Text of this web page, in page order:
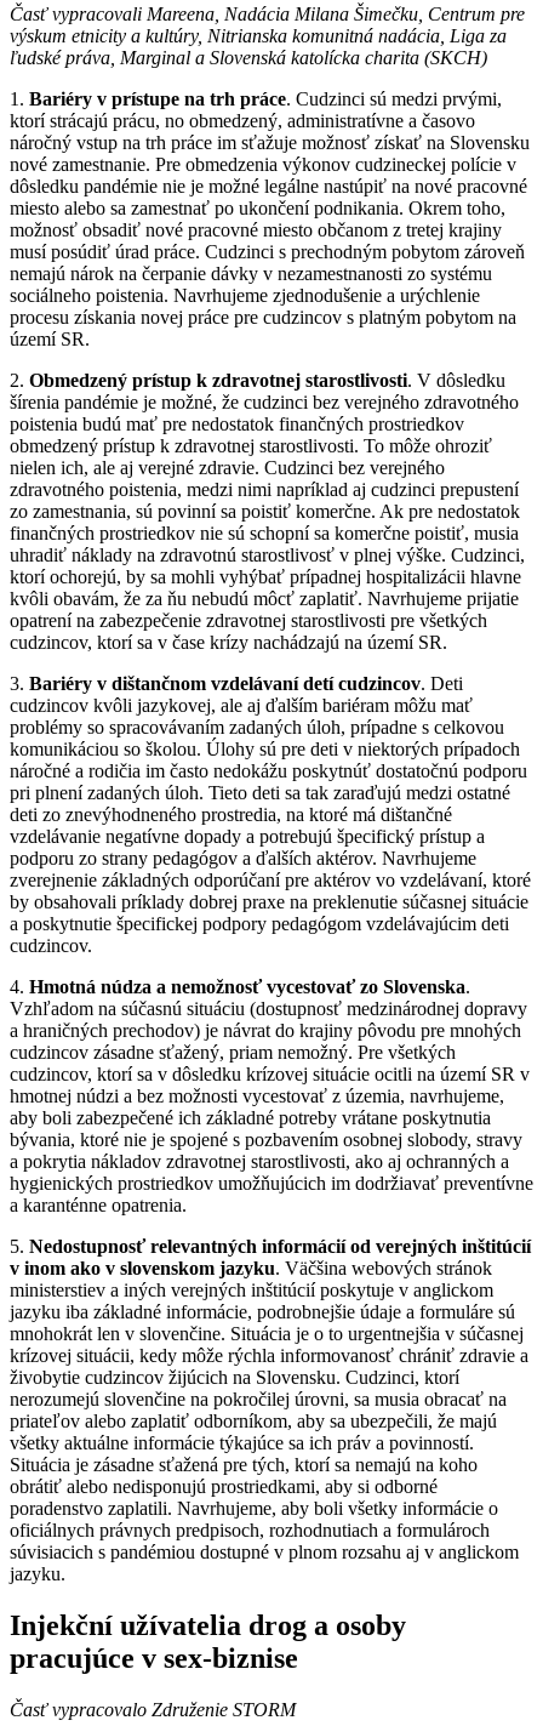
Časť vypracovali Mareena, Nadácia Milana Šimečku, Centrum pre
výskum etnicity a kultúry, Nitrianska komunitná nadácia, Liga za
ľudské práva, Marginal a Slovenská katolícka charita (SKCH)
1. Bariéry v prístupe na trh práce. Cudzinci sú medzi prvými,
ktorí strácajú prácu, no obmedzený, administratívne a časovo
náročný vstup na trh práce im sťažuje možnosť získať na Slovensku
nové zamestnanie. Pre obmedzenia výkonov cudzineckej polície v
dôsledku pandémie nie je možné legálne nastúpiť na nové pracovné
miesto alebo sa zamestnať po ukončení podnikania. Okrem toho,
možnosť obsadiť nové pracovné miesto občanom z tretej krajiny
musí posúdiť úrad práce. Cudzinci s prechodným pobytom zároveň
nemajú nárok na čerpanie dávky v nezamestnanosti zo systému
sociálneho poistenia. Navrhujeme zjednodušenie a urýchlenie
procesu získania novej práce pre cudzincov s platným pobytom na
území SR.
2. Obmedzený prístup k zdravotnej starostlivosti. V dôsledku
šírenia pandémie je možné, že cudzinci bez verejného zdravotného
poistenia budú mať pre nedostatok finančných prostriedkov
obmedzený prístup k zdravotnej starostlivosti. To môže ohroziť
nielen ich, ale aj verejné zdravie. Cudzinci bez verejného
zdravotného poistenia, medzi nimi napríklad aj cudzinci prepustení
zo zamestnania, sú povinní sa poistiť komerčne. Ak pre nedostatok
finančných prostriedkov nie sú schopní sa komerčne poistiť, musia
uhradiť náklady na zdravotnú starostlivosť v plnej výške. Cudzinci,
ktorí ochorejú, by sa mohli vyhýbať prípadnej hospitalizácii hlavne
kvôli obavám, že za ňu nebudú môcť zaplatiť. Navrhujeme prijatie
opatrení na zabezpečenie zdravotnej starostlivosti pre všetkých
cudzincov, ktorí sa v čase krízy nachádzajú na území SR.
3. Bariéry v dištančnom vzdelávaní detí cudzincov. Deti
cudzincov kvôli jazykovej, ale aj ďalším bariéram môžu mať
problémy so spracovávaním zadaných úloh, prípadne s celkovou
komunikáciou so školou. Úlohy sú pre deti v niektorých prípadoch
náročné a rodičia im často nedokážu poskytnúť dostatočnú podporu
pri plnení zadaných úloh. Tieto deti sa tak zaraďujú medzi ostatné
deti zo znevýhodneného prostredia, na ktoré má dištančné
vzdelávanie negatívne dopady a potrebujú špecifický prístup a
podporu zo strany pedagógov a ďalších aktérov. Navrhujeme
zverejnenie základných odporúčaní pre aktérov vo vzdelávaní, ktoré
by obsahovali príklady dobrej praxe na preklenutie súčasnej situácie
a poskytnutie špecifickej podpory pedagógom vzdelávajúcim deti
cudzincov.
4. Hmotná núdza a nemožnosť vycestovať zo Slovenska.
Vzhľadom na súčasnú situáciu (dostupnosť medzinárodnej dopravy
a hraničných prechodov) je návrat do krajiny pôvodu pre mnohých
cudzincov zásadne sťažený, priam nemožný. Pre všetkých
cudzincov, ktorí sa v dôsledku krízovej situácie ocitli na území SR v
hmotnej núdzi a bez možnosti vycestovať z územia, navrhujeme,
aby boli zabezpečené ich základné potreby vrátane poskytnutia
bývania, ktoré nie je spojené s pozbavením osobnej slobody, stravy
a pokrytia nákladov zdravotnej starostlivosti, ako aj ochranných a
hygienických prostriedkov umožňujúcich im dodržiavať preventívne
a karanténne opatrenia.
5. Nedostupnosť relevantných informácií od verejných inštitúcií
v inom ako v slovenskom jazyku. Väčšina webových stránok
ministerstiev a iných verejných inštitúcií poskytuje v anglickom
jazyku iba základné informácie, podrobnejšie údaje a formuláre sú
mnohokrát len v slovenčine. Situácia je o to urgentnejšia v súčasnej
krízovej situácii, kedy môže rýchla informovanosť chrániť zdravie a
živobytie cudzincov žijúcich na Slovensku. Cudzinci, ktorí
nerozumejú slovenčine na pokročilej úrovni, sa musia obracať na
priateľov alebo zaplatiť odborníkom, aby sa ubezpečili, že majú
všetky aktuálne informácie týkajúce sa ich práv a povinností.
Situácia je zásadne sťažená pre tých, ktorí sa nemajú na koho
obrátiť alebo nedisponujú prostriedkami, aby si odborné
poradenstvo zaplatili. Navrhujeme, aby boli všetky informácie o
oficiálnych právnych predpisoch, rozhodnutiach a formulároch
súvisiacich s pandémiou dostupné v plnom rozsahu aj v anglickom
jazyku.
Injekční užívatelia drog a osoby
pracujúce v sex-biznise
Časť vypracovalo Združenie STORM